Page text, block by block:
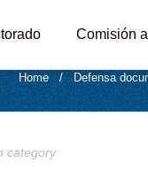
Comisión
Home / Defensa
category